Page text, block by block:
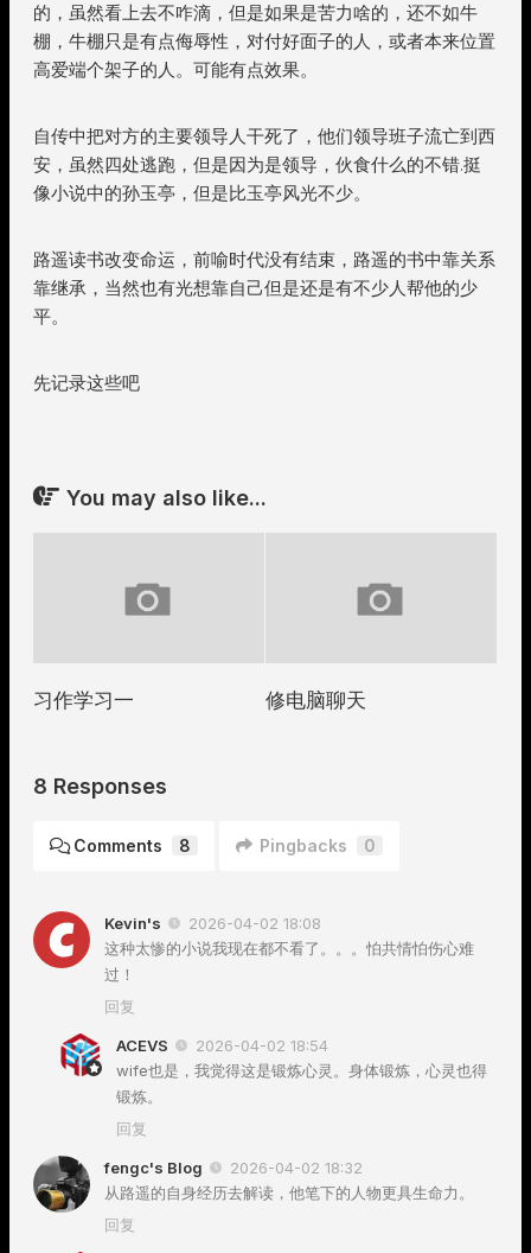
的，虽然看上去不咋滴，但是如果是苦力啥的，还不如牛
棚，牛棚只是有点侮辱性，对付好面子的人，或者本来位置
高爱端个架子的人。可能有点效果。
自传中把对方的主要领导人干死了，他们领导班子流亡到西
安，虽然四处逃跑，但是因为是领导，伙食什么的不错.挺
像小说中的孙玉亭，但是比玉亭风光不少。
路遥读书改变命运，前喻时代没有结束，路遥的书中靠关系
靠继承，当然也有光想靠自己但是还是有不少人帮他的少
平。
先记录这些吧
You may also like...
习作学习一 修电脑聊天
8 Responses
Comments 8 Pingbacks 0
Kevin's
2026-04-02 18:08
这种太惨的小说我现在都不看了。。。怕共情怕伤心难
过！
回复
ACEVS
2026-04-02 18:54
wife也是，我觉得这是锻炼心灵。身体锻炼，心灵也得
锻炼。
回复
fengc's Blog
2026-04-02 18:32
从路遥的自身经历去解读，他笔下的人物更具生命力。
回复